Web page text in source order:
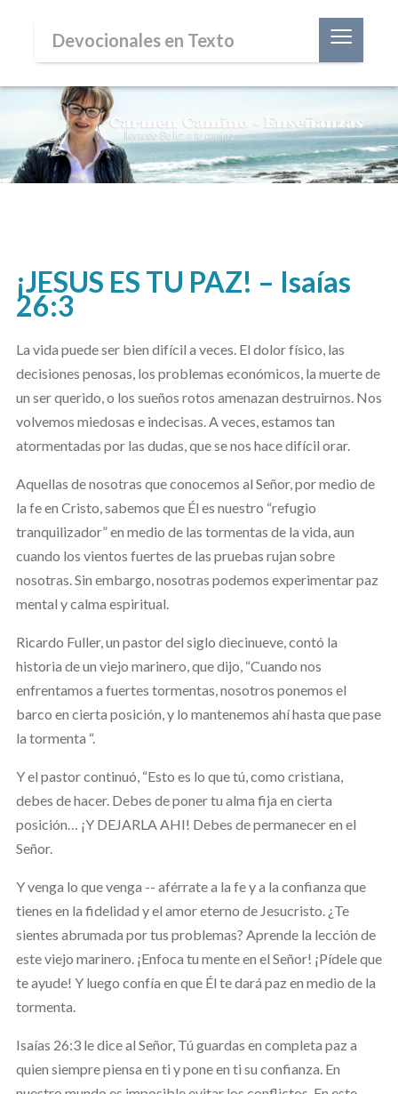
Devocionales en Texto ≡
¡JESUS ES TU PAZ! – Isaías
26:3
La vida puede ser bien difícil a veces. El dolor físico, las
decisiones penosas, los problemas económicos, la muerte de
un ser querido, o los sueños rotos amenazan destruirnos. Nos
volvemos miedosas e indecisas. A veces, estamos tan
atormentadas por las dudas, que se nos hace difícil orar.
Aquellas de nosotras que conocemos al Señor, por medio de
la fe en Cristo, sabemos que Él es nuestro “refugio
tranquilizador” en medio de las tormentas de la vida, aun
cuando los vientos fuertes de las pruebas rujan sobre
nosotras. Sin embargo, nosotras podemos experimentar paz
mental y calma espiritual.
Ricardo Fuller, un pastor del siglo diecinueve, contó la
historia de un viejo marinero, que dijo, “Cuando nos
enfrentamos a fuertes tormentas, nosotros ponemos el
barco en cierta posición, y lo mantenemos ahí hasta que pase
la tormenta “.
Y el pastor continuó, “Esto es lo que tú, como cristiana,
debes de hacer. Debes de poner tu alma fija en cierta
posición… ¡Y DEJARLA AHI! Debes de permanecer en el
Señor.
Y venga lo que venga -- aférrate a la fe y a la confianza que
tienes en la fidelidad y el amor eterno de Jesucristo. ¿Te
sientes abrumada por tus problemas? Aprende la lección de
este viejo marinero. ¡Enfoca tu mente en el Señor! ¡Pídele que
te ayude! Y luego confía en que Él te dará paz en medio de la
tormenta.
Isaías 26:3 le dice al Señor, Tú guardas en completa paz a
quien siempre piensa en ti y pone en ti su confianza. En